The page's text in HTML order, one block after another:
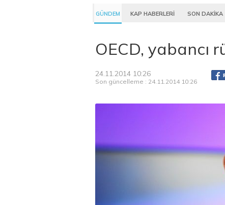
GÜNDEM KAP HABERLERİ SON DAKİKA
OECD, yabancı
24.11.2014 10:26
Son güncelleme : 24.11.2014 10:26